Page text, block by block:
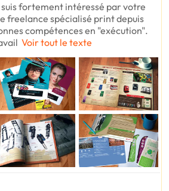
fortement intéressé par votre
freelance spécialisé print depuis
compétences en "exécution".
Voir tout le texte